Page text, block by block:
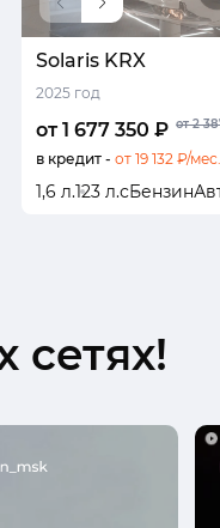
Solaris KRX
2025 год
от 1 677 350 ₽ от 2
в кредит - от 19 132 ₽/
1,6 л.123 л.сБензин
сетях!